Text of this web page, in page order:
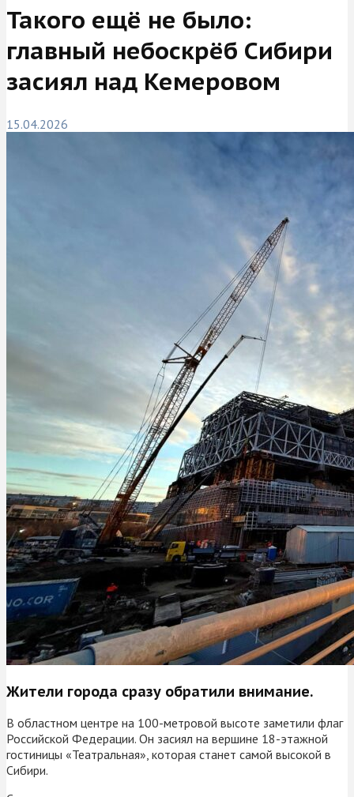
Такого ещё не было:
главный небоскрёб Сибири
засиял над Кемеровом
15.04.2026
Жители города сразу обратили внимание.
В областном центре на 100-метровой высоте заметили флаг
Российской Федерации. Он засиял на вершине 18-этажной
гостиницы «Театральная», которая станет самой высокой в
Сибири.